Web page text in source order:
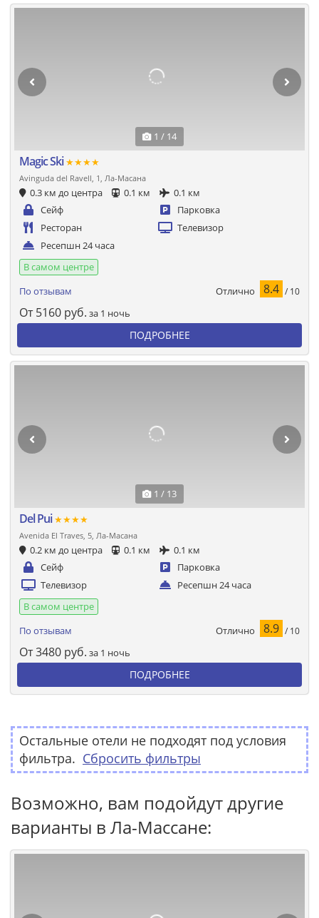
1 / 14
Magic Ski★★★★
Avinguda del Ravell, 1, Ла-Масана
0.3 км до центра 0.1 км
0.1 км
Сейф
Парковка
Ресторан
Телевизор
Ресепшн 24 часа
В самом центре
По отзывам
Отлично 8.4 / 10
От 5160 руб. за 1 ночь
ПОДРОБНЕЕ
1 / 13
Del Pui★★★★
Avenida El Traves, 5, Ла-Масана
0.2 км до центра 0.1 км
0.1 км
Сейф
Парковка
Телевизор
Ресепшн 24 часа
В самом центре
По отзывам
Отлично 8.9 / 10
От3480 руб. за 1 ночь
ПОДРОБНЕЕ
Остальные отели не подходят под условия
фильтра. Сбросить фильтры
Возможно, вам подойдут другие
варианты в Ла-Массане: